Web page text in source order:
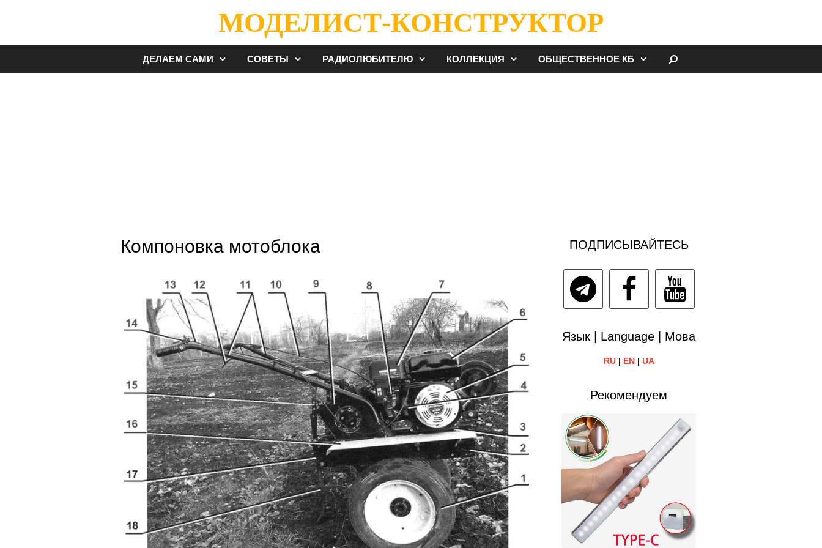
МОДЕЛИСТ-КОНСТРУКТОР
ДЕЛАЕМ САМИ СОВЕТЫ РАДИОЛЮБИТЕЛЮ КОЛЛЕКЦИЯ ОБЩЕСТВЕННОЕ КБ
Компоновка мотоблока ПОДПИСЫВАЙТЕСЬ
Язык | Language | Мова
RU| EN| UA
Рекомендуем